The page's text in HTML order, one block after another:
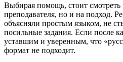
Выбирая помощь, стоит смотреть
преподавателя, но и на подход.
объясняли простым языком, не
посильные задания. Если после
уставшим и уверенным, что
формат не подходит.